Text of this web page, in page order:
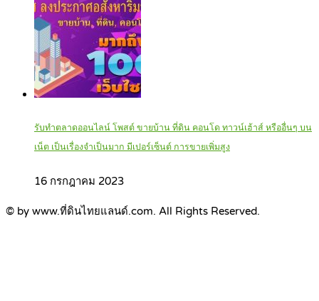
รับทำตลาดออนไลน์ โพสต์ ขายบ้าน ที่ดิน คอนโด ทาวน์เฮ้าส์ หรืออื่นๆ บน
เน็ต เป็นเรื่องจำเป็นมาก มีเปอร์เซ็นต์ การขายเพิ่มสูง
16 กรกฎาคม 2023
© by www.ที่ดินไทยแลนด์.com. All Rights Reserved.